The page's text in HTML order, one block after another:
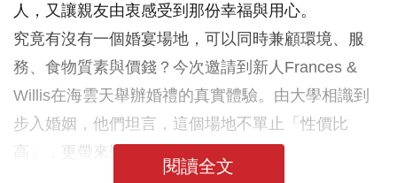
人，又讓親友由衷感受到那份幸福與用心。
究竟有沒有一個婚宴場地，可以同時兼顧環境、服
務、食物質素與價錢？今次邀請到新人Frances &
Willis在海雲天舉辦婚禮的真實體驗。由大學相識到
步入婚姻，他們坦言，這個場地不單止「性價比
高」，更帶來難以取代的安心感。
閱讀全文